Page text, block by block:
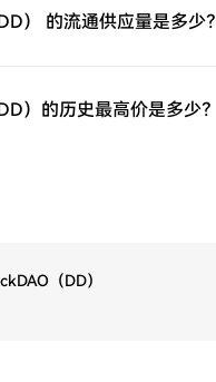
钱包中。您也可以通过区块
到其他地方或者用于交易其
ProShares 两倍做多短期 VIX
。访问您的账户，选择您的
） 的流通供应量是多少？
）的历史最高价是多少？
（DD）